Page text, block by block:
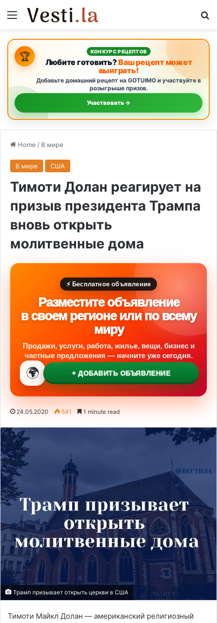
Menu
🏆 КОНКУРС РЕЦЕПТОВ
Любите готовить?Ваш рецепт может
выиграть!
Добавьте домашний рецепт на GOTUIMO и участвуйте в
розыгрыше призов.
Участвовать →
Home / В мире
В мире США
Тимоти Долан реагирует на
призыв президента Трампа
вновь открыть
молитвенные дома
⚡ Бесплатное объявление
Разместите объявление
в своем регионе или по всему
миру
Продажи, услуги, работа, жилье, вещи, бизнес и
частные предложения — начните уже сегодня.
🌍 + ДОБАВИТЬ ОБЪЯВЛЕНИЕ
24.05.2020 541 1 minute read
Трамп призывает открыть церкви в США
Тимоти Майкл Долан — американский религиозный